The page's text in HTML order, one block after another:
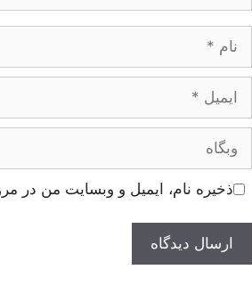
وبگاه
ذخیره نام، ایمیل و وبسایت من در